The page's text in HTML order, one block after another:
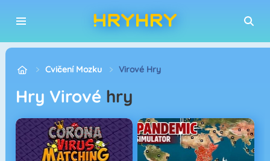
Cvičení Mozku Virové Hry
Hry Virové hry